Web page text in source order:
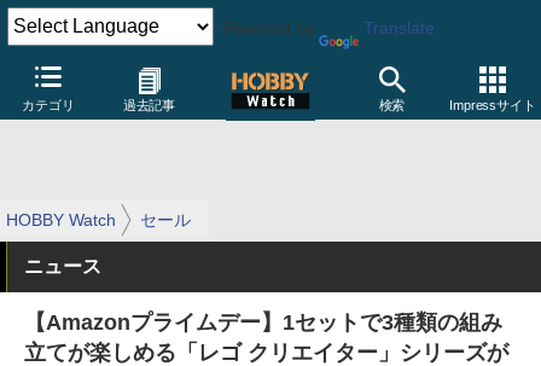
Powered by Translate
カテゴリ 過去記事 検索 Impressサイト
HOBBY Watch セール
ニュース
【Amazonプライムデー】1セットで3種類の組み
立てが楽しめる「レゴ クリエイター」シリーズが